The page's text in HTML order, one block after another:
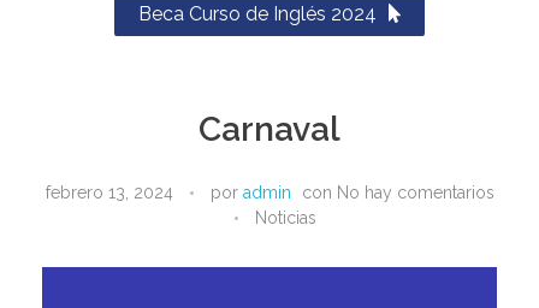
accesibilidad.
Beca Curso de Inglés 2024
Carnaval
febrero 13, 2024 por admin con No hay comentarios
Noticias